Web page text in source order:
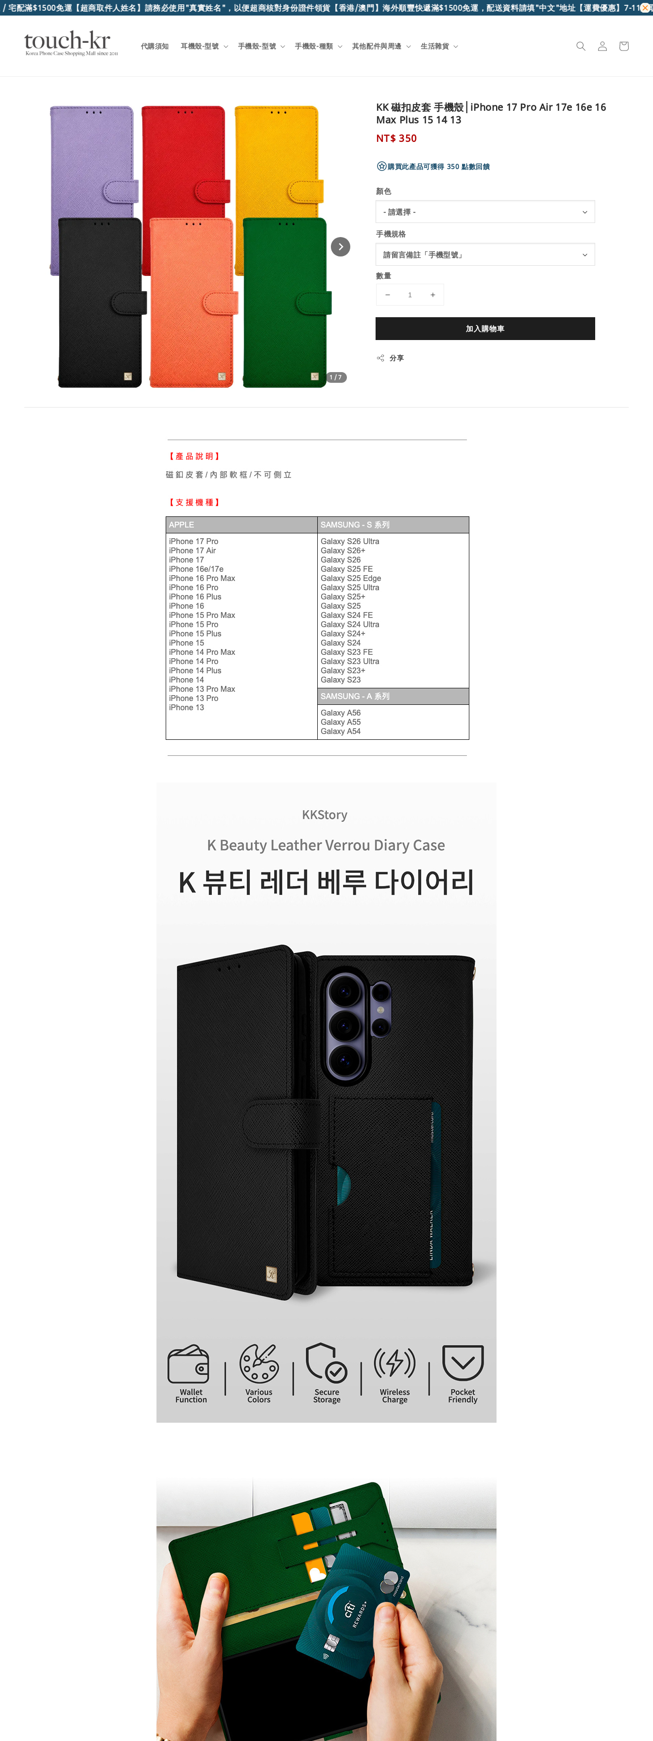
$1500免運【超商取件人姓名】請務必使用"真實姓名"，以便超商核對身份證件領貨【香港/澳門】海外順豐快遞滿$1500免運，配送資料請填"中文"地址【運費優惠】7-11超取滿
代購須知 耳機殼-型號 手機殼-型號 手機殼-種類 其他配件與周邊 生活雜貨
1 /7
KK 磁扣皮套 手機殼│iPhone 17 Pro Air 17e 16e 16
Max Plus 15 14 13
Regular
NT$ 350
購買此產品可獲得 350 點數回饋
顏色
手機規格
數量
加入購物車
分享